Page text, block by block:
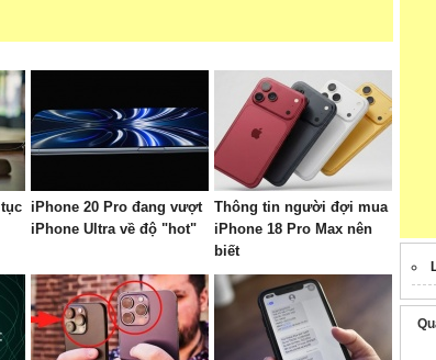
iPhone 20 Pro đang vượt
iPhone Ultra về độ "hot"
Thông tin người đợi mua
iPhone 18 Pro Max nên
biết